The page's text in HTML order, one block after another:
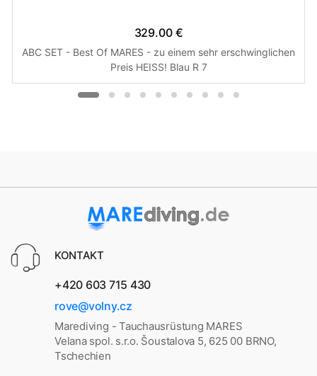
329.00 €
ABC SET - Best Of MARES - zu einem sehr erschwinglichen
Preis HEISS! Blau R 7
KONTAKT
+420 603 715 430
rove@volny.cz
Marediving - Tauchausrüstung MARES
Velana spol. s.r.o. Šoustalova 5, 625 00 BRNO,
Tschechien